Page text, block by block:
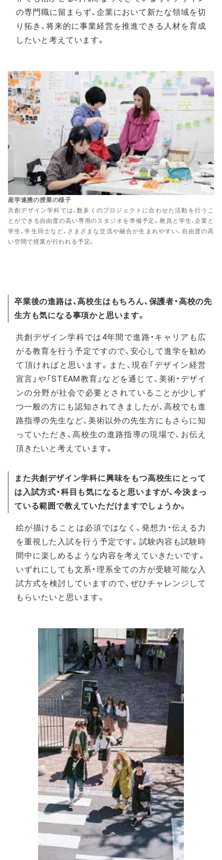
の専門職に留まらず、企業において新たな領域を切
り拓き、将来的に事業経営を推進できる人材を育成
したいと考えています。
産学連携の授業の様子
共創デザイン学科では、数多くのプロジェクトに合わせた活動を行うこ
とができる自由度の高い専用のスタジオを準備予定。教員と学生、企業と
学生、学生同士など、さまざまな交流や融合が生まれやすい、自由度の高
い空間で授業が行われる予定。
卒業後の進路は、高校生はもちろん、保護者・高校の先
生方も気になる事項かと思います。
共創デザイン学科では4年間で進路・キャリアも広
がる教育を行う予定ですので、安心して進学を勧め
て頂ければと思います。また、現在「デザイン経営
宣言」や「STEAM教育」などを通じて、美術・デザイ
ンの分野が社会で必要とされていることが少しず
つ一般の方にも認知されてきましたが、高校でも進
路指導の先生など、美術以外の先生方にもさらに知
っていただき、高校生の進路指導の現場で、お伝え
頂きたいと考えています。
また共創デザイン学科に興味をもつ高校生にとって
は入試方式・科目も気になると思いますが、今決まっ
ている範囲で教えていただけますでしょうか。
絵が描けることは必須ではなく、発想力・伝える力
を重視した入試を行う予定です。試験内容も試験時
間中に楽しめるような内容を考えていきたいです。
いずれにしても文系・理系全ての方が受験可能な入
試方式を検討していますので、ぜひチャレンジして
もらいたいと思います。